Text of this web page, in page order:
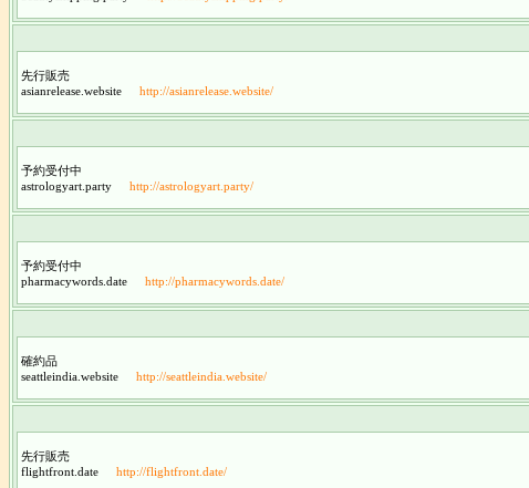
先行販売
asianrelease.website
http://asianrelease.website/
予約受付中
astrologyart.party
http://astrologyart.party/
予約受付中
pharmacywords.date
http://pharmacywords.date/
確約品
seattleindia.website
http://seattleindia.website/
先行販売
flightfront.date
http://flightfront.date/